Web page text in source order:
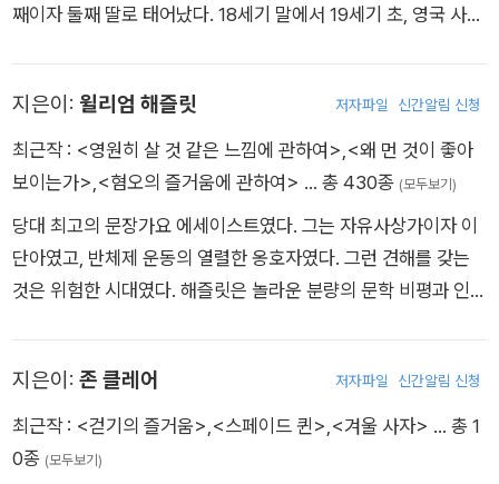
째이자 둘째 딸로 태어났다. 18세기 말에서 19세기 초, 영국 사회
재를 통해 인간의 자존심, 편견, 이성, 감성, 그리고 사회적 위선
을 재치 있게 드러냈다. 문체는 부드럽지만 결코 순응적이지 않았
고, 풍자와 아이러니를 통해 여성의 내면과 사회적 위치를 정교하
에 여성으로서 독립적인 창작 활동을 이어갔다. 오스틴은 생전 대
부분의 작품을 익명으로 출간해야 했는데, 《이성과 감성》의 표지
는 “어떤 숙녀에 의해(By a Lady)”로 되어 있었고, 《오만과 편
견》은 “《이성과 감성》의 저자가 쓴(By the Author of Sense a
nd Sensibility)”로 소개되었다. 그녀의 본명 ‘Jane Austen’이
터였다. 대표작인 《오만과 편견》은 출간 이후 200년 넘게 사랑
받으며, 수많은 영화와 드라마, 문학 작품에 영향을 미쳤다. 오스
지은이: 윌리엄 해즐릿 저자파일 신간알림 신청
최근작 : <영원히 살 것 같은 느낌에 관하여> <왜 먼 것이 좋아
보이는가> <혐오의 즐거움에 관하여> … 총 430종 (모두보기)
당대 최고의 문장가요 에세이스트였다. 그는 자유사상가이자 이
단아였고, 반체제 운동의 열렬한 옹호자였다. 그런 견해를 갖는
것은 위험한 시대였다. 해즐릿은 놀라운 분량의 문학 비평과 인간
을 미쳤다. 적극적인 지식인이었던 해즐릿은 문학 비평 이전에 정
치와 사회 문제를 보도하고 해설하는 일을 했다. 1778년 영국 메
이드스톤에서 급진적인 유니테리언 목사의 둘째 아들로 태어났
지은이: 존 클레어 저자파일 신간알림 신청
최근작 : <걷기의 즐거움> <스페이드 퀸> <겨울 사자> … 총 1
0종 (모두보기)